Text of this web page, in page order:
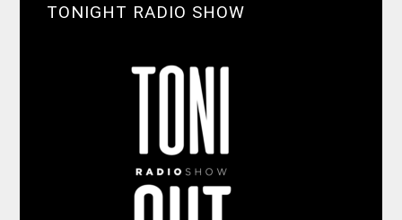
ΤONIGHT RADIO SHOW